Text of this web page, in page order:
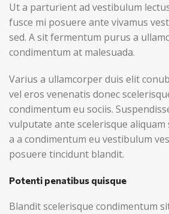
Ut a parturient ad vestibulum
fusce mi posuere ante vivamus
sed. A sit fermentum purus a
condimentum at malesuada.
Varius a ullamcorper duis elit
vel eros venenatis donec
condimentum eu sociis.
vulputate ante scelerisque aliquam
a a condimentum eu vestibulum
posuere tincidunt blandit.
Potenti penatibus quisque
Blandit scelerisque condimentum